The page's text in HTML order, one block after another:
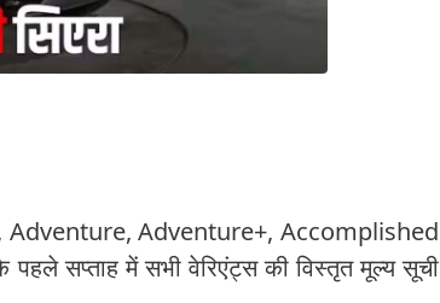
Adventure, Adventure+, Accomplished
सप्ताह में सभी वेरिएंट्स की विस्तृत मूल्य सूची